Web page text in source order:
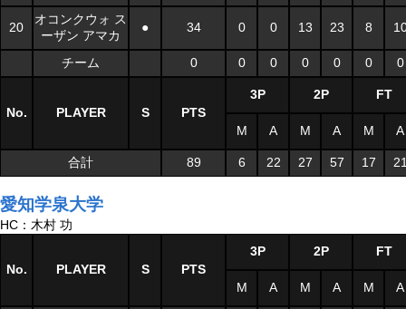
20
オコンクウォ ス
ーザン アマカ
● 34 0 0 13 23 8
チーム 0 0 0 0 0 0 0
No. PLAYER S PTS
3P 2P FT
M A M A M A
合計 89 6 22 27 57 17
愛知学泉大学
HC：木村 功
No. PLAYER S PTS
3P 2P FT
M A M A M A